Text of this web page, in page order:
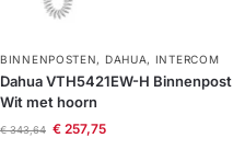
BINNENPOSTEN, DAHUA, INTERCOM
Dahua VTH5421EW-H Binnenpost
Wit met hoorn
€343,64 €257,75